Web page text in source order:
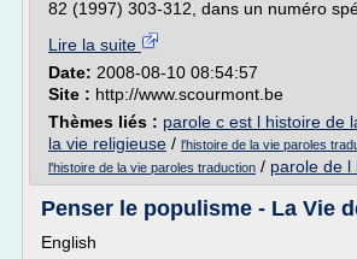
82 (1997) 303-312, dans un numéro
Lire la suite
Date: 2008-08-10 08:54:57
Site : http://www.scourmont.be
Thèmes liés : parole c est l histoire de
la vie religieuse / l'histoire de la vie paroles
l'histoire de la vie paroles traduction / parole de l
Penser le populisme - La Vie
English